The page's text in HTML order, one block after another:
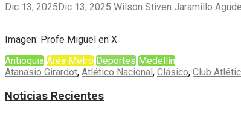
Dic 13, 2025Dic 13, 2025 Wilson Stiven Jaramillo
Imagen: Profe Miguel en X
Antioquia Área Metro Deportes Medellín
Atanasio Girardot, Atlético Nacional, Clásico, Club
Noticias Recientes